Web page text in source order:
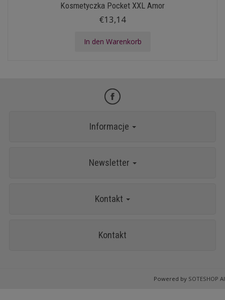
Kosmetyczka Pocket XXL Amor
€13,14
In den Warenkorb
Informacje
Newsletter
Kontakt
Kontakt
Powered by SOTESHOP AI